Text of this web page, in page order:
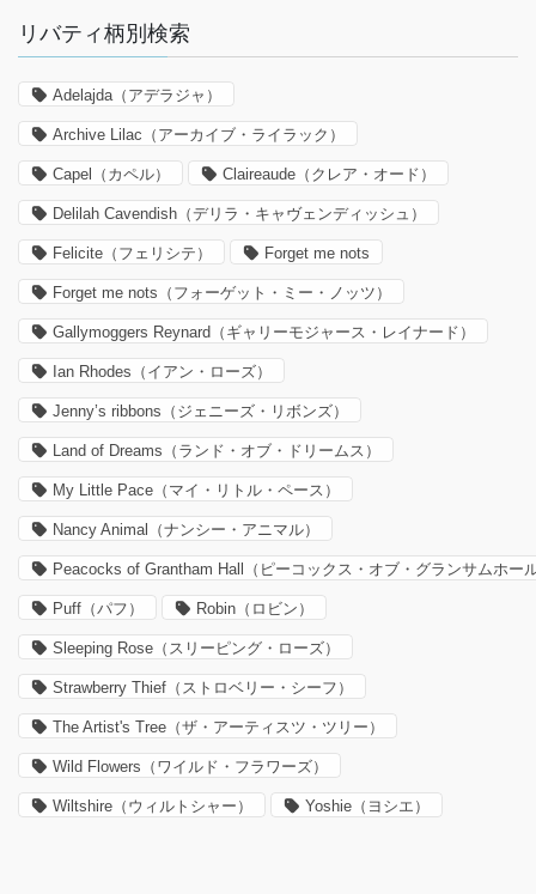
リバティ柄別検索
Adelajda（アデラジャ）
Archive Lilac（アーカイブ・ライラック）
Capel（カペル） Claireaude（クレア・オード）
Delilah Cavendish（デリラ・キャヴェンディッシュ）
Felicite（フェリシテ） Forget me nots
Forget me nots（フォーゲット・ミー・ノッツ）
Gallymoggers Reynard（ギャリーモジャース・レイナード）
Ian Rhodes（イアン・ローズ）
Jenny’s ribbons（ジェニーズ・リボンズ）
Land of Dreams（ランド・オブ・ドリームス）
My Little Pace（マイ・リトル・ペース）
Nancy Animal（ナンシー・アニマル）
Peacocks of Grantham Hall（ピーコックス・オブ・グランサムホー
Puff（パフ） Robin（ロビン）
Sleeping Rose（スリーピング・ローズ）
Strawberry Thief（ストロベリー・シーフ）
The Artist's Tree（ザ・アーティスツ・ツリー）
Wild Flowers（ワイルド・フラワーズ）
Wiltshire（ウィルトシャー） Yoshie（ヨシエ）